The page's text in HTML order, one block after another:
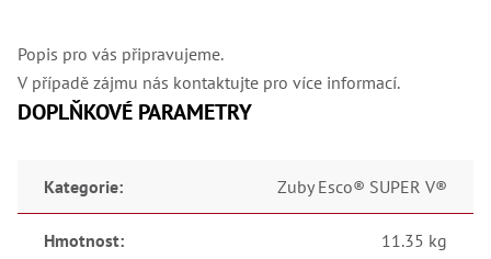
Popis pro vás připravujeme.
V případě zájmu nás kontaktujte pro více informací.
DOPLŇKOVÉ PARAMETRY
Kategorie: Zuby Esco® SUPER V®
Hmotnost: 11.35 kg